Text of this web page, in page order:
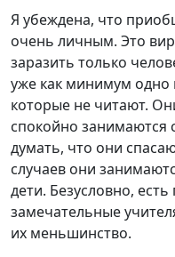
Я убеждена, что
очень личным. Это
заразить только
уже как минимум одно
которые не читают.
спокойно занимаются
думать, что они
случаев они
дети. Безусловно,
замечательные
их меньшинство.